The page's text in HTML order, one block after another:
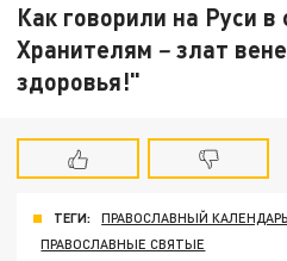
Как говорили на Руси
Хранителям – злат
здоровья!"
ТЕГИ: ПРАВОСЛАВНЫЙ КАЛЕНДАРЬ
ПРАВОСЛАВНЫЕ СВЯТЫЕ